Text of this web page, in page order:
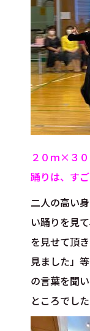
２０ｍ×３
踊りは、す
二人の高い
い踊りを見
を見せて頂
見ました」
の言葉を聞
ところでした